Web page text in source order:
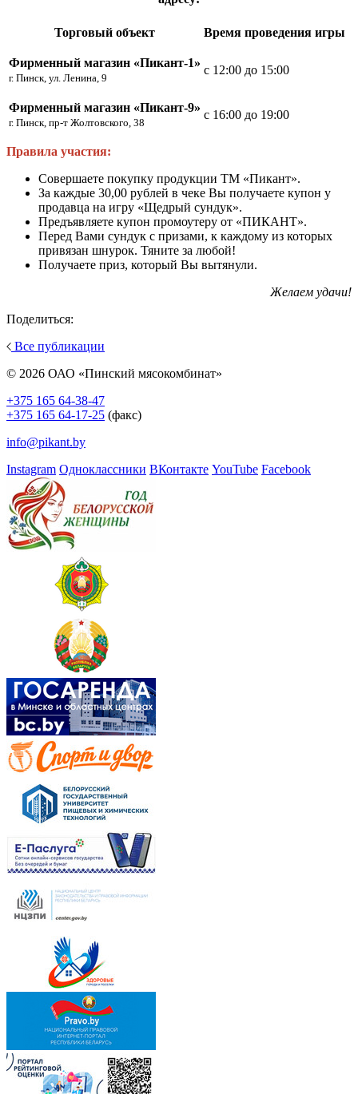
Торговый объект Время проведения игры
Фирменный магазин «Пикант-1»
г. Пинск, ул. Ленина, 9
с 12:00 до 15:00
Фирменный магазин «Пикант-9»
г. Пинск, пр-т Жолтовского, 38
с 16:00 до 19:00
Правила участия:
Совершаете покупку продукции ТМ «Пикант».
За каждые 30,00 рублей в чеке Вы получаете купон у
продавца на игру «Щедрый сундук».
Предъявляете купон промоутеру от «ПИКАНТ».
Перед Вами сундук с призами, к каждому из которых
привязан шнурок. Тяните за любой!
Получаете приз, который Вы вытянули.
Желаем удачи!
Поделиться:
Все публикации
© 2026 ОАО «Пинский мясокомбинат»
+375 165 64-38-47
+375 165 64-17-25 (факс)
info@pikant.by
Instagram Одноклассники ВКонтакте YouTube Facebook